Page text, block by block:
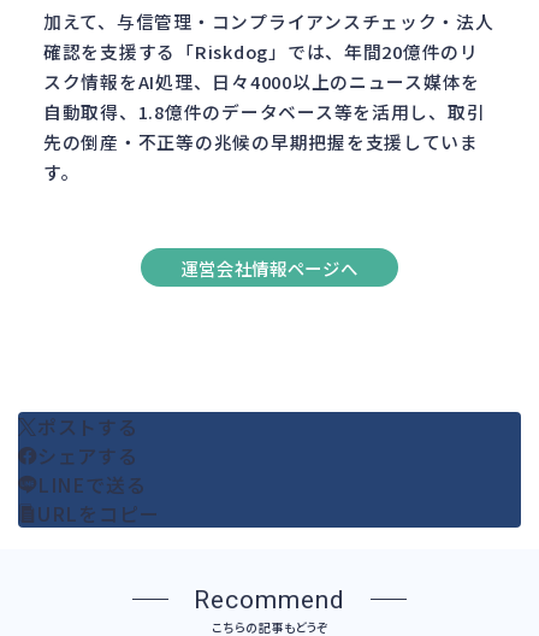
加えて、与信管理・コンプライアンスチェック・法人
確認を支援する「Riskdog」では、年間20億件のリ
スク情報をAI処理、日々4000以上のニュース媒体を
自動取得、1.8億件のデータベース等を活用し、取引
先の倒産・不正等の兆候の早期把握を支援していま
す。
運営会社情報ページへ
ポストする
シェアする
LINEで送る
URLをコピー
Recommend
こちらの記事もどうぞ